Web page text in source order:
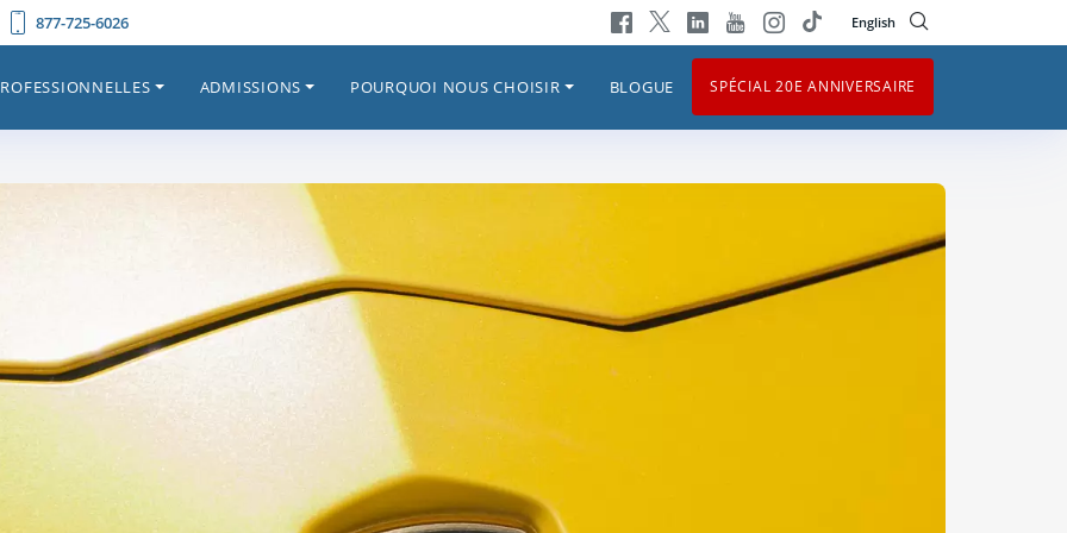
877-725-6026 English
ADMISSIONS POURQUOI NOUS CHOISIR BLOGUE SPÉCIAL 20E ANNIVERSAIRE